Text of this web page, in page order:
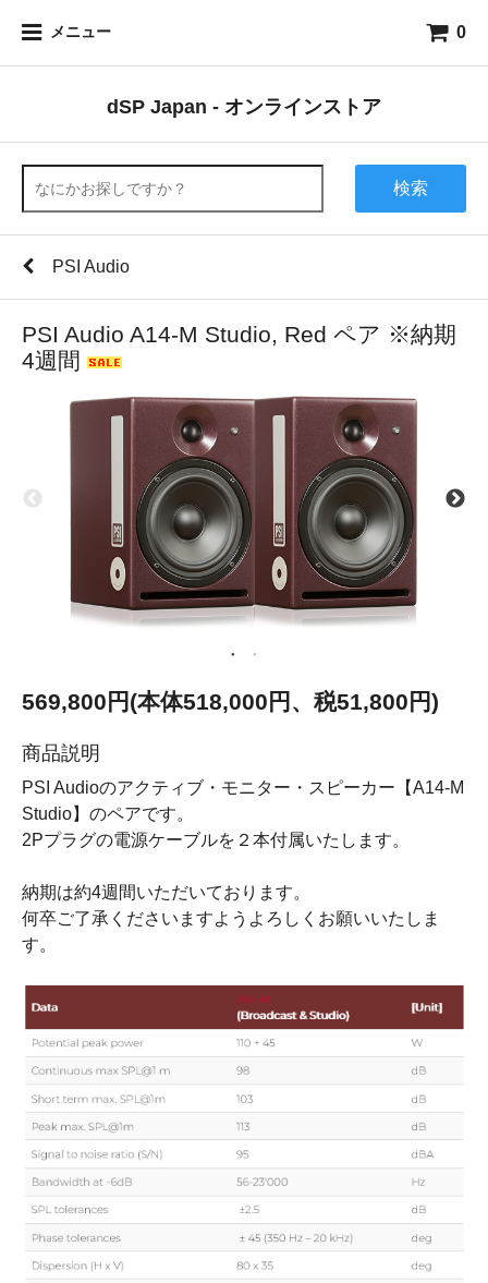
メニュー 0
dSP Japan - オンラインストア
検索
PSI Audio
PSI Audio A14-M Studio, Red ペア ※納期
4週間
569,800円(本体518,000円、税51,800円)
商品説明
PSI Audioのアクティブ・モニター・スピーカー【A14-M
Studio】のペアです。
2Pプラグの電源ケーブルを２本付属いたします。
納期は約4週間いただいております。
何卒ご了承くださいますようよろしくお願いいたしま
す。